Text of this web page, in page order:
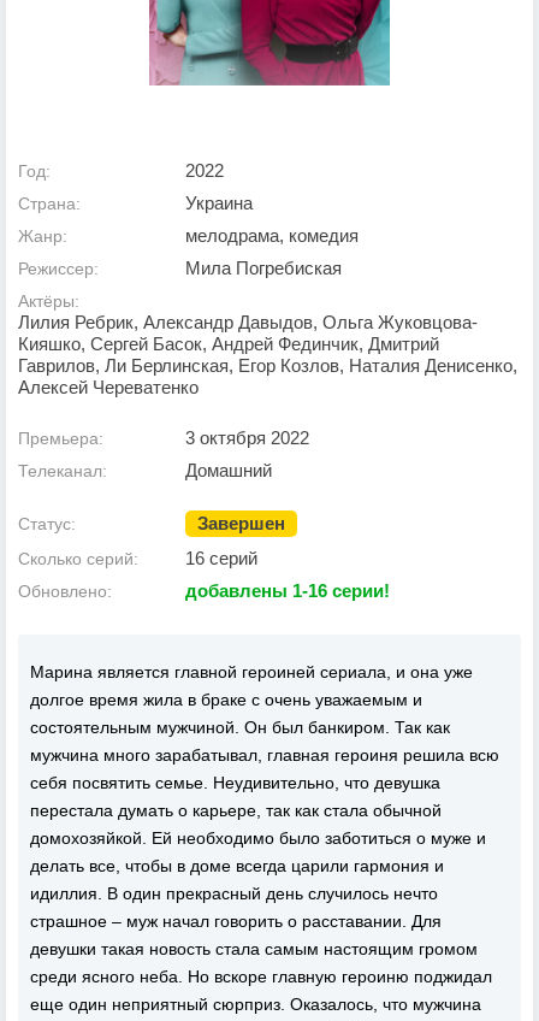
Год: 2022
Страна: Украина
Жанр: мелодрама, комедия
Режиссер: Мила Погребиская
Актёры:
Лилия Ребрик, Александр Давыдов, Ольга Жуковцова-
Кияшко, Сергей Басок, Андрей Фединчик, Дмитрий
Гаврилов, Ли Берлинская, Егор Козлов, Наталия Денисенко,
Алексей Череватенко
Премьера: 3 октября 2022
Телеканал: Домашний
Статус: Завершен
Сколько серий: 16 серий
Обновлено: добавлены 1-16 серии!
Марина является главной героиней сериала, и она уже
долгое время жила в браке с очень уважаемым и
состоятельным мужчиной. Он был банкиром. Так как
мужчина много зарабатывал, главная героиня решила всю
себя посвятить семье. Неудивительно, что девушка
перестала думать о карьере, так как стала обычной
домохозяйкой. Ей необходимо было заботиться о муже и
делать все, чтобы в доме всегда царили гармония и
идиллия. В один прекрасный день случилось нечто
страшное – муж начал говорить о расставании. Для
девушки такая новость стала самым настоящим громом
среди ясного неба. Но вскоре главную героиню поджидал
еще один неприятный сюрприз. Оказалось, что мужчина